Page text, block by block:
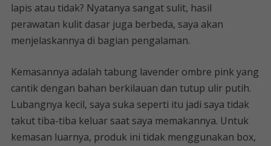
lapis atau tidak? Nyatanya sangat sulit, hasil
perawatan kulit dasar juga berbeda, saya akan
menjelaskannya di bagian pengalaman.
Kemasannya adalah tabung lavender ombre pink yang
cantik dengan bahan berkilauan dan tutup ulir putih.
Lubangnya kecil, saya suka seperti itu jadi saya tidak
takut tiba-tiba keluar saat saya memakannya. Untuk
kemasan luarnya, produk ini tidak menggunakan box,